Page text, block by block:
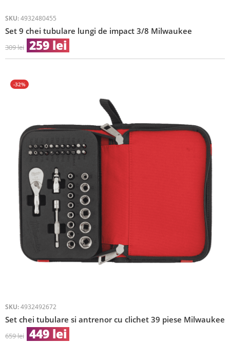
SKU: 4932480455
Set 9 chei tubulare lungi de impact 3/8 Milwaukee
309lei 259 lei
-32%
SKU: 4932492672
Set chei tubulare si antrenor cu clichet 39 piese Milwaukee
659lei 449 lei